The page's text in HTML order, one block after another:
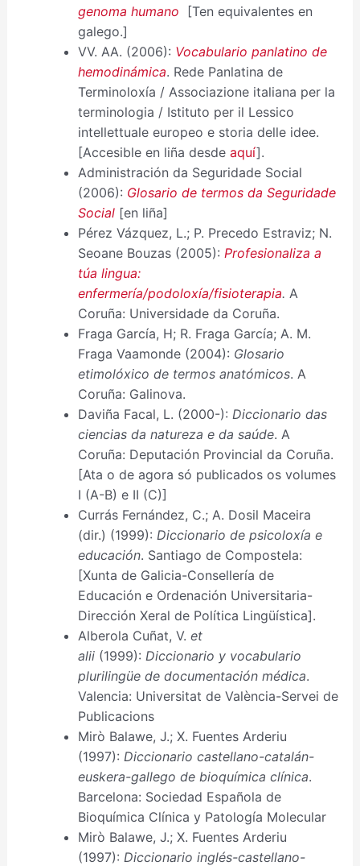
genoma humano
[Ten equivalentes en
galego.]
VV. AA. (2006): Vocabulario panlatino de
hemodinámica. Rede Panlatina de
Terminoloxía / Associazione italiana per la
terminologia / Istituto per il Lessico
intellettuale europeo e storia delle idee.
[Accesible en liña desde aquí].
Administración da Seguridade Social
(2006): Glosario de termos da Seguridade
Social[en liña]
Pérez Vázquez, L.; P. Precedo Estraviz; N.
Seoane Bouzas (2005): Profesionaliza a
túa lingua:
enfermería/podoloxía/fisioterapia. A
Coruña: Universidade da Coruña.
Fraga García, H; R. Fraga García; A. M.
Fraga Vaamonde (2004): Glosario
etimolóxico de termos anatómicos. A
Coruña: Galinova.
Daviña Facal, L. (2000-): Diccionario das
ciencias da natureza e da saúde. A
Coruña: Deputación Provincial da Coruña.
[Ata o de agora só publicados os volumes
I (A-B) e II (C)]
Currás Fernández, C.; A. Dosil Maceira
(dir.) (1999): Diccionario de psicoloxía e
educación. Santiago de Compostela:
[Xunta de Galicia-Consellería de
Educación e Ordenación Universitaria-
Dirección Xeral de Política Lingüística].
Alberola Cuñat, V. et
alii(1999): Diccionario y vocabulario
plurilingüe de documentación médica.
Valencia: Universitat de València-Servei de
Publicacions
Mirò Balawe, J.; X. Fuentes Arderiu
(1997): Diccionario castellano-catalán-
euskera-gallego de bioquímica clínica.
Barcelona: Sociedad Española de
Bioquímica Clínica y Patología Molecular
Mirò Balawe, J.; X. Fuentes Arderiu
(1997): Diccionario inglés-castellano-